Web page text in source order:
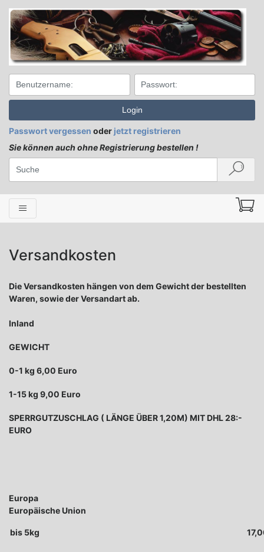
Login
Passwort vergessen oder jetzt registrieren
Sie können auch ohne Registrierung bestellen !
Versandkosten
Die Versandkosten hängen von dem Gewicht der bestellten
Waren, sowie der Versandart ab.
Inland
GEWICHT
0-1 kg 6,00 Euro
1-15 kg 9,00 Euro
SPERRGUTZUSCHLAG ( LÄNGE ÜBER 1,20M) MIT DHL 28:-
EURO
Europa
Europäische Union
bis 5kg